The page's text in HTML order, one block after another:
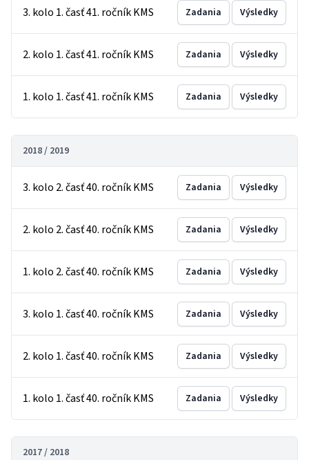
3. kolo 1. časť 41. ročník KMS Zadania Výsledky
2. kolo 1. časť 41. ročník KMS Zadania Výsledky
1. kolo 1. časť 41. ročník KMS Zadania Výsledky
2018 / 2019
3. kolo 2. časť 40. ročník KMS Zadania Výsledky
2. kolo 2. časť 40. ročník KMS Zadania Výsledky
1. kolo 2. časť 40. ročník KMS Zadania Výsledky
3. kolo 1. časť 40. ročník KMS Zadania Výsledky
2. kolo 1. časť 40. ročník KMS Zadania Výsledky
1. kolo 1. časť 40. ročník KMS Zadania Výsledky
2017 / 2018